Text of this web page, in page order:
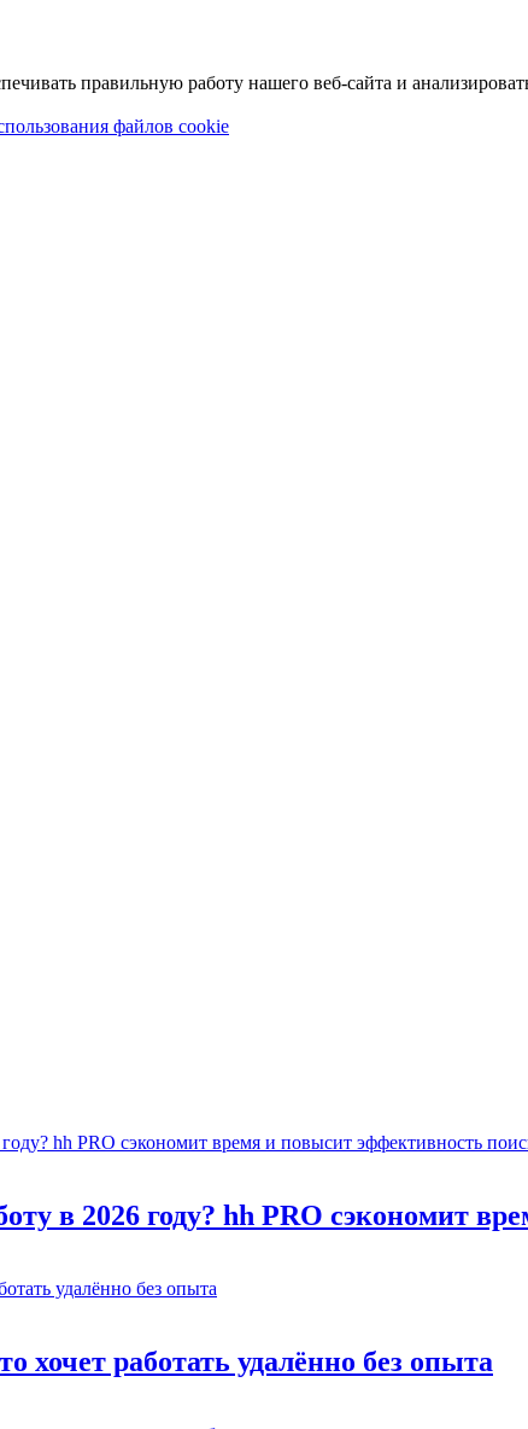
правильную работу нашего веб-сайта и
файлов cookie
в 2026 году? hh PRO сэкономит
хочет работать удалённо без опыта